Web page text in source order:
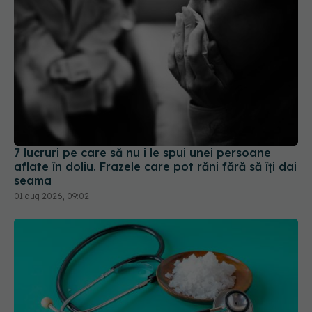
7 lucruri pe care să nu i le spui unei persoane
aflate în doliu. Frazele care pot răni fără să îți dai
seama
01 aug 2026, 09:02